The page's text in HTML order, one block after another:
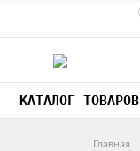
КАТАЛОГ ТОВАРОВ
Главная